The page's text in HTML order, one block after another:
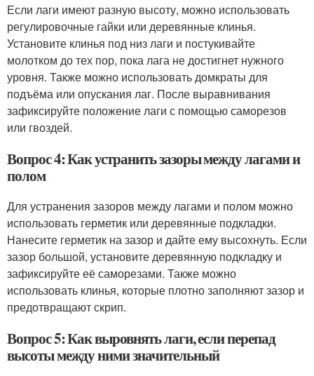
Если лаги имеют разную высоту, можно использовать
регулировочные гайки или деревянные клинья.
Установите клинья под низ лаги и постукивайте
молотком до тех пор, пока лага не достигнет нужного
уровня. Также можно использовать домкраты для
подъёма или опускания лаг. После выравнивания
зафиксируйте положение лаги с помощью саморезов
или гвоздей.
Вопрос 4: Как устранить зазоры между лагами и
полом
Для устранения зазоров между лагами и полом можно
использовать герметик или деревянные подкладки.
Нанесите герметик на зазор и дайте ему высохнуть. Если
зазор большой, установите деревянную подкладку и
зафиксируйте её саморезами. Также можно
использовать клинья, которые плотно заполняют зазор и
предотвращают скрип.
Вопрос 5: Как выровнять лаги, если перепад
высоты между ними значительный